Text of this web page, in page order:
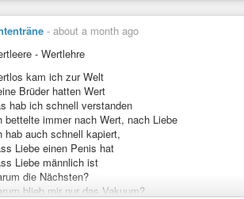
keine Freude
ist zum kotzen, ist beschissen
ist das Gegenteil von Freude
das Gegenteil von Friede
sollte gesellig sein
sollte unmöglich sein
mit Freude ist unmöglich
Freunden sowieso
ist Nervenanspannung
zubereiten ist Stress pur
die Hölle gehen
- about a month ago
- Wertlehre
kam ich zur Welt
Brüder hatten Wert
hab ich schnell verstanden
bettelte immer nach Wert, nach Liebe
hab auch schnell kapiert,
Liebe einen Penis hat
Liebe männlich ist
die Nächsten?
blieb mir nur das Vakuum?